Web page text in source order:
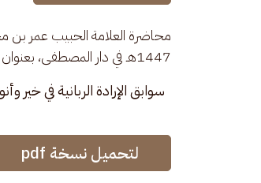
1447هـ في دار المصطفى، بعنوان:
سوابق الإرادة الربانية في خير
لتحميل نسخة pdf